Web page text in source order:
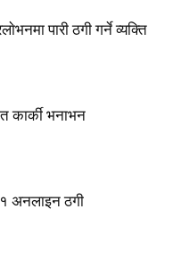
पारी ठगी गर्ने व्यक्ति
कार्की भनाभन
अनलाइन ठगी